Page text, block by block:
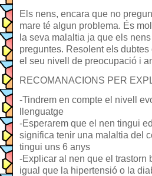
Els nens, encara que no
mare té algun problema. És
la seva malaltia ja que els
preguntes. Resolent els
el seu nivell de preocupació i
RECOMANACIONS PER
-Tindrem en compte el nivell
llenguatge
-Esperarem que el nen tingui
significa tenir una malaltia del
tingui uns 6 anys
-Explicar al nen que el trastorn
igual que la hipertensió o la